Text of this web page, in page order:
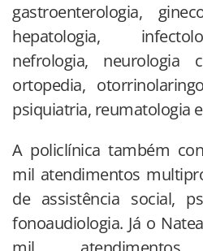
gastroenterologia,
hepatologia,
nefrologia, neurologia
ortopedia,
psiquiatria, reumatologia
A policlínica também
mil atendimentos
de assistência social,
fonoaudiologia. Já o